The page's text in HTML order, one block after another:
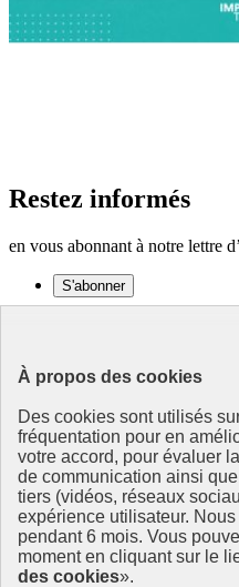
À propos des cookies
Des cookies sont utilisés
fréquentation pour en
votre accord, pour évaluer
de communication ainsi
tiers (vidéos, réseaux
expérience utilisateur.
pendant 6 mois. Vous
moment en cliquant sur le
des cookies».
Restez informés
en vous abonnant à notre lettre
S'abonner
X
- ouvre une
Flux
Agenda 2030
Présentation
Dispositif de suivi
En France
En Europe et à l’international
17 Objectifs de